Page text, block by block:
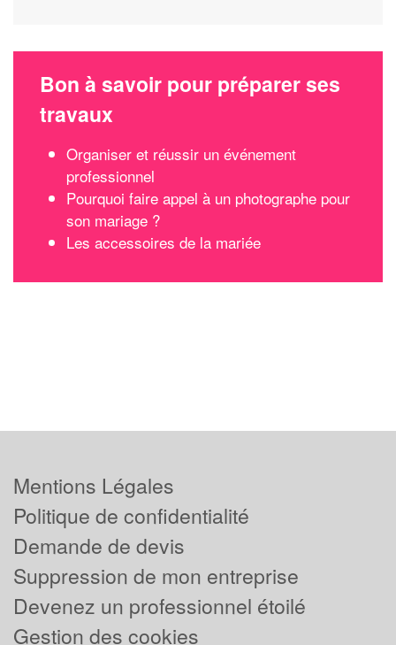
Bon à savoir pour préparer ses
travaux
Organiser et réussir un événement
professionnel
Pourquoi faire appel à un photographe pour
son mariage ?
Les accessoires de la mariée
Mentions Légales
Politique de confidentialité
Demande de devis
Suppression de mon entreprise
Devenez un professionnel étoilé
Gestion des cookies